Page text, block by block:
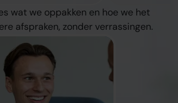
wat we oppakken en hoe we het
afspraken, zonder verrassingen.